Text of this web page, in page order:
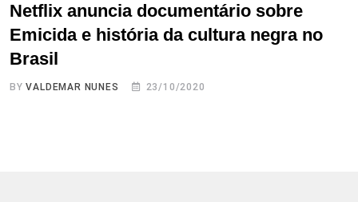
Netflix anuncia documentário sobre
Emicida e história da cultura negra no
Brasil
BYVALDEMAR NUNES 23/10/2020